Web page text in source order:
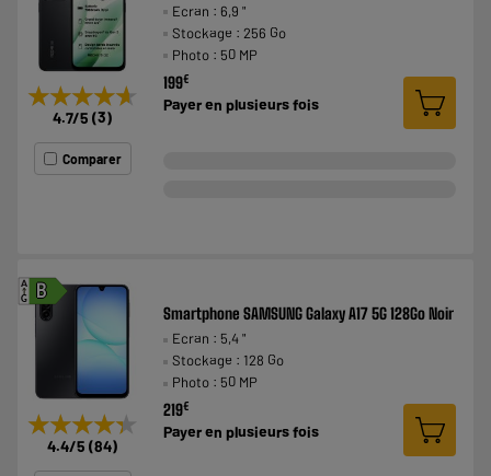
★★★★★
★★★★★
4.7/5 (3)
Comparer
Ecran : 6,9 "
Stockage : 256 Go
Photo : 50 MP
199€
Payer en plusieurs fois
B
A
G
★★★★★
★★★★★
4.4/5 (84)
Smartphone SAMSUNG Galaxy A17 5G 128Go Noir
Ecran : 5,4 "
Stockage : 128 Go
Photo : 50 MP
219€
Payer en plusieurs fois